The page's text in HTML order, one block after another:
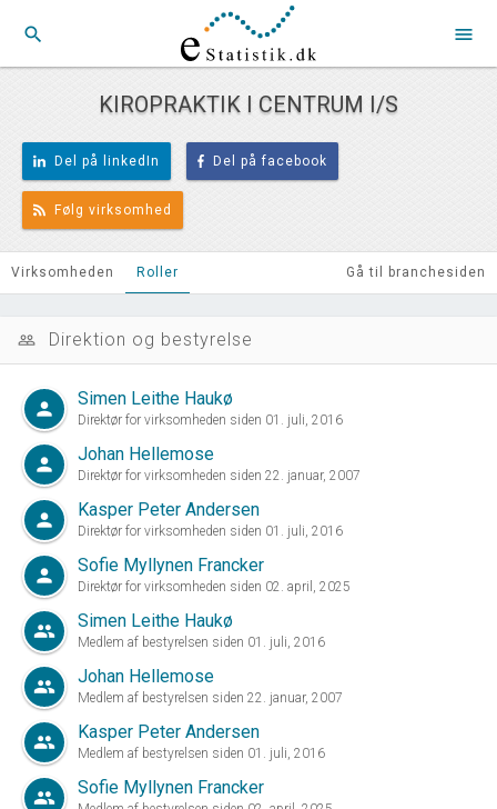
search menu
KIROPRAKTIK I CENTRUM I/S
Del på linkedIn Del på facebook
Følg virksomhed
Virksomheden Roller Gå til branchesiden
people_outline Direktion og bestyrelse
person Simen Leithe Haukø
Direktør for virksomheden siden 01. juli, 2016
person Johan Hellemose
Direktør for virksomheden siden 22. januar, 2007
person Kasper Peter Andersen
Direktør for virksomheden siden 01. juli, 2016
person Sofie Myllynen Francker
Direktør for virksomheden siden 02. april, 2025
group Simen Leithe Haukø
Medlem af bestyrelsen siden 01. juli, 2016
group Johan Hellemose
Medlem af bestyrelsen siden 22. januar, 2007
group Kasper Peter Andersen
Medlem af bestyrelsen siden 01. juli, 2016
group Sofie Myllynen Francker